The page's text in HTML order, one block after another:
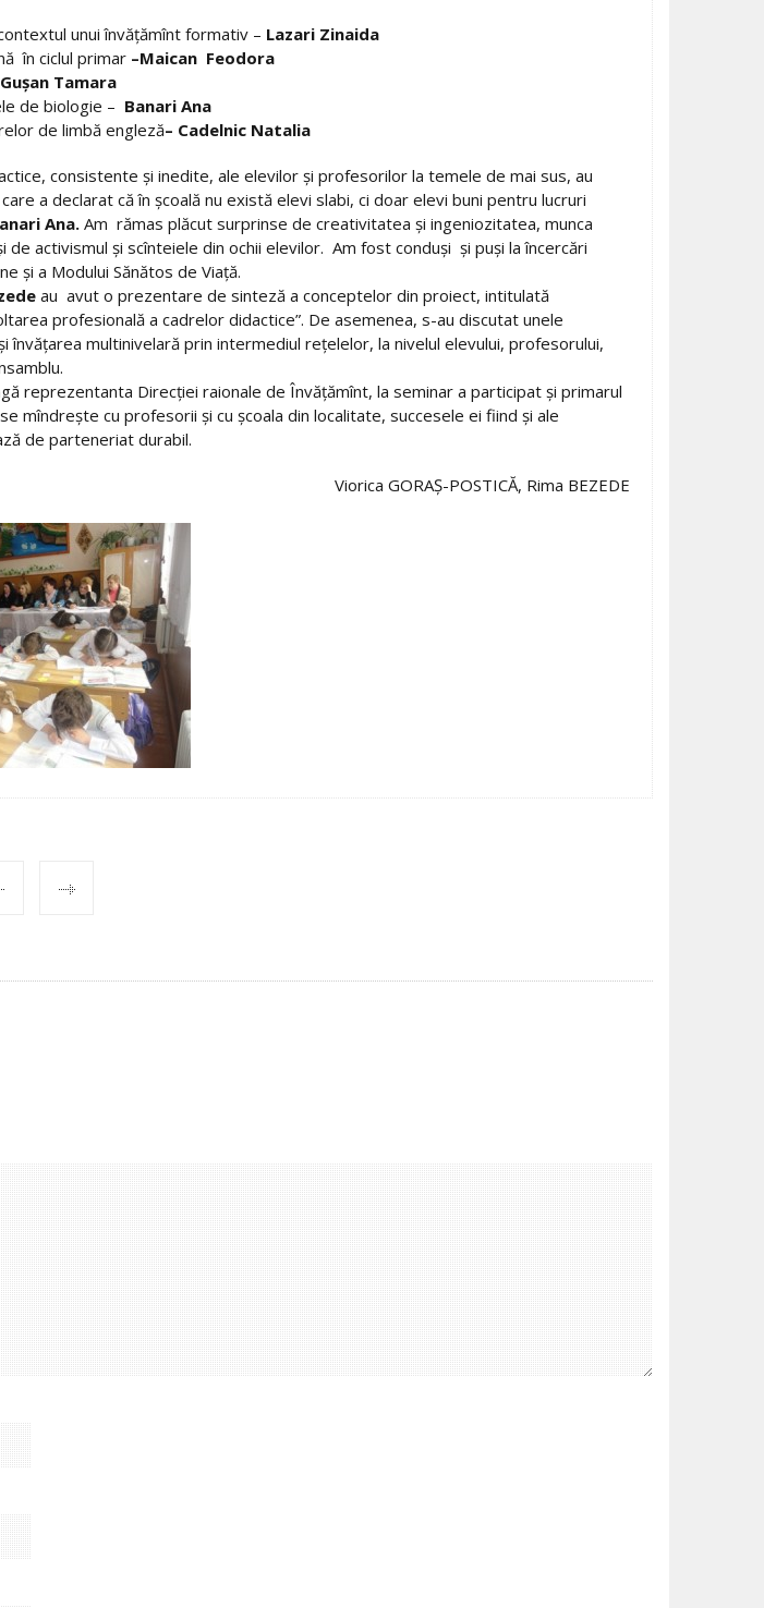
unui învăţămînt formativ – Lazari Zinaida
în ciclul primar –Maican Feodora
Guşan Tamara
de biologie – Banari Ana
de limbă engleză– Cadelnic Natalia
consistente şi inedite, ale elevilor şi profesorilor la temele de mai sus, au
care a declarat că în şcoală nu există elevi slabi, ci doar elevi buni pentru lucruri
Ana.Am rămas plăcut surprinse de creativitatea şi ingeniozitatea, munca
activismul şi scînteiele din ochii elevilor. Am fost conduşi şi puşi la încercări
şi a Modului Sănătos de Viaţă.
au avut o prezentare de sinteză a conceptelor din proiect, intitulată
profesională a cadrelor didactice”. De asemenea, s-au discutat unele
multinivelară prin intermediul reţelelor, la nivelul elevului, profesorului,
reprezentanta Direcţiei raionale de Învăţămînt, la seminar a participat şi primarul
mîndreşte cu profesorii şi cu şcoala din localitate, succesele ei fiind şi ale
de parteneriat durabil.
Viorica GORAŞ-POSTICĂ, Rima BEZEDE